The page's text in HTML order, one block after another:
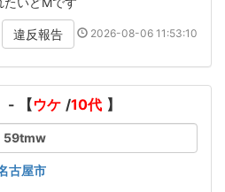
違反報告 2026-08-06 11:53:10
- 【ウケ /10代 】
59tmw
古屋市